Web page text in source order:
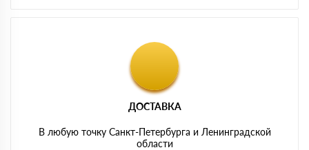
ДОСТАВКА
В любую точку Санкт-Петербурга и Ленинградской
области